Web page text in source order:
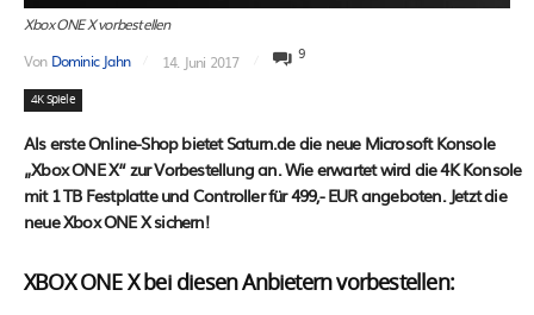
Xbox ONE X vorbestellen
Von Dominic Jahn 14. Juni 2017 9
4K Spiele
Als erste Online-Shop bietet Saturn.de die neue Microsoft Konsole
„Xbox ONE X“ zur Vorbestellung an. Wie erwartet wird die 4K Konsole
mit 1 TB Festplatte und Controller für 499,- EUR angeboten. Jetzt die
neue Xbox ONE X sichern!
XBOX ONE X bei diesen Anbietern vorbestellen: